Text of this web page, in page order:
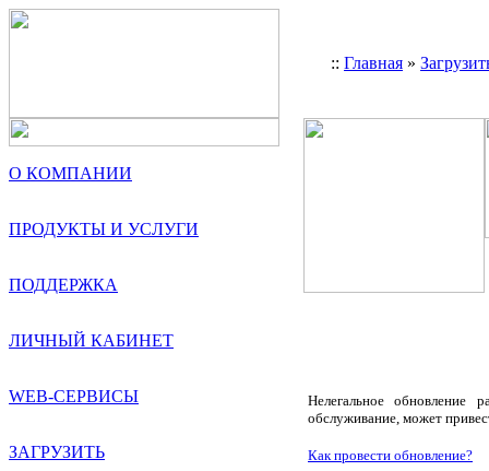
:: Главная »
О КОМПАНИИ
ПРОДУКТЫ И УСЛУГИ
ПОДДЕРЖКА
ЛИЧНЫЙ КАБИНЕТ
WEB-СЕРВИСЫ
ЗАГРУЗИТЬ
Нелегальное обновление
обслуживание, может
Как провести обновление?